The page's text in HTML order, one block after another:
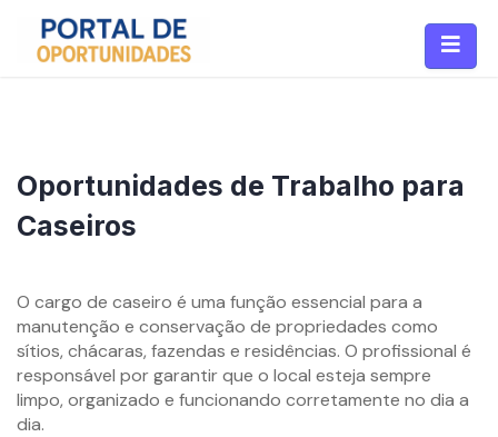
Oportunidades de Trabalho para
Caseiros
O cargo de caseiro é uma função essencial para a
manutenção e conservação de propriedades como
sítios, chácaras, fazendas e residências. O profissional é
responsável por garantir que o local esteja sempre
limpo, organizado e funcionando corretamente no dia a
dia.